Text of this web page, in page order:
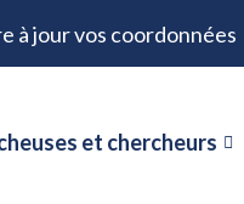
à jour vos coordonnées
et chercheurs